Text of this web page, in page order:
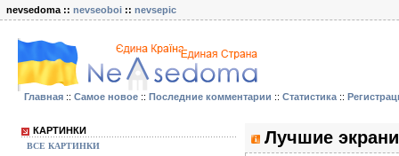
nevsedoma :: nevseoboi :: nevsepic
Главная :: Самое новое :: Последние комментарии :: Статистика ::
КАРТИНКИ
ВСЕ КАРТИНКИ
Лучшие